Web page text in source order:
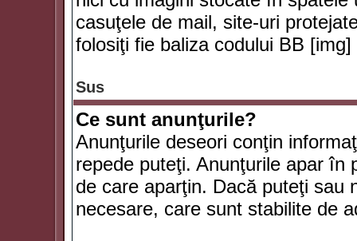
casuţele de mail, site-uri
folosiţi fie baliza codului BB
Sus
Ce sunt anunţurile?
Anunţurile deseori conţin
repede puteţi. Anunţurile apar în
de care aparţin. Dacă puteţi sau
necesare, care sunt stabilite de